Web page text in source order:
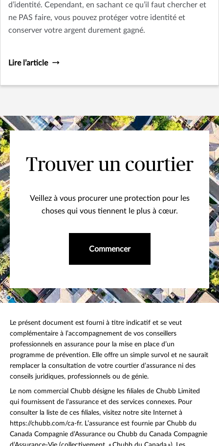
d’identité. Cependant, en sachant ce qu’il faut chercher et
ne PAS faire, vous pouvez protéger votre identité et
conserver votre argent durement gagné.
Lire l’article
Trouver un courtier
Veillez à vous procurer une protection pour les
choses qui vous tiennent le plus à cœur.
Commencer
Le présent document est fourni à titre indicatif et se veut
complémentaire à l’accompagnement de vos conseillers
professionnels en assurance pour la mise en place d’un
programme de prévention. Elle offre un simple survol et ne saurait
remplacer la consultation de votre courtier d’assurance ni des
conseils juridiques, professionnels ou de génie.
Le nom commercial Chubb désigne les filiales de Chubb Limited
qui fournissent de l’assurance et des services connexes. Pour
consulter la liste de ces filiales, visitez notre site Internet à
https://chubb.com/ca-fr. L’assurance est fournie par Chubb du
Canada Compagnie d’Assurance ou Chubb du Canada Compagnie